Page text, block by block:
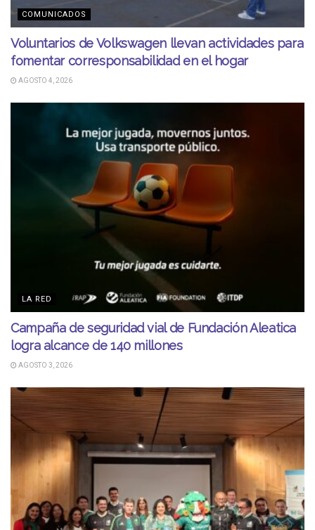
COMUNICADOS
Voluntarios de Volkswagen llevan actividades para
fomentar corresponsabilidad en el hogar
AGOSTO 4, 2026
LA RED
Campaña de seguridad vial de Fundación Aleatica
logra alcance de 140 millones
AGOSTO 3, 2026